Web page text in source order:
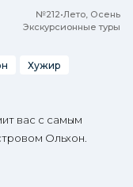
№212•Лето, Осень
Экскурсионные туры
Хужир
вас с самым
Ольхон.